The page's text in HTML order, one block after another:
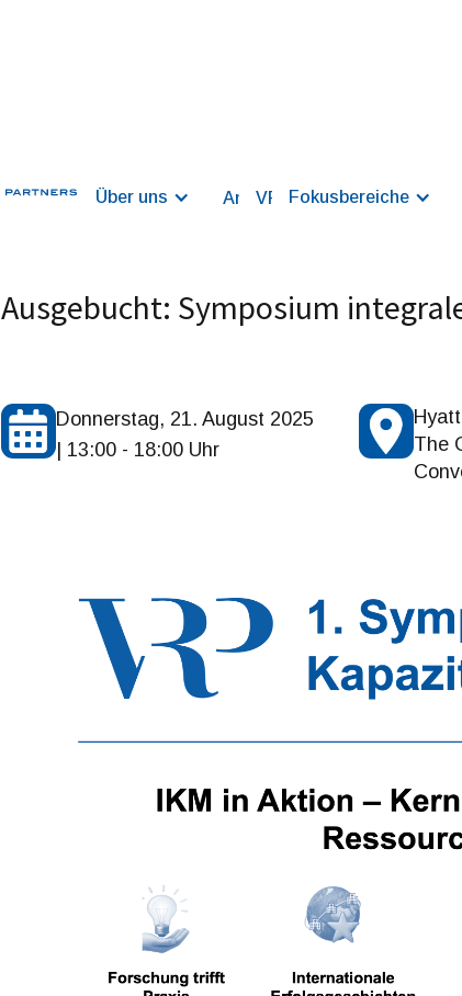
Über uns AnsatzVR&P Digital
Fokusbereiche
Ausgebucht: Symposium
Donnerstag, 21. August 2025
| 13:00 - 18:00 Uhr
The